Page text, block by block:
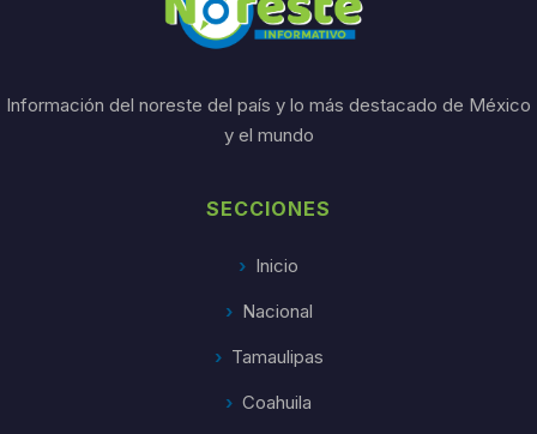
Información del noreste del país y lo más destacado de México
y el mundo
SECCIONES
Inicio
Nacional
Tamaulipas
Coahuila